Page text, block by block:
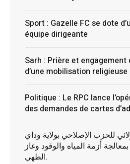
Sport : Gazelle FC se dote
équipe dirigeante
Sarh : Prière et
d’une mobilisation religieuse
Politique : Le RPC lance
des demandes de cartes
للحزب الإصلاحي بولاية وداي
أزمة المياه والوقود وغاز
الطهي.